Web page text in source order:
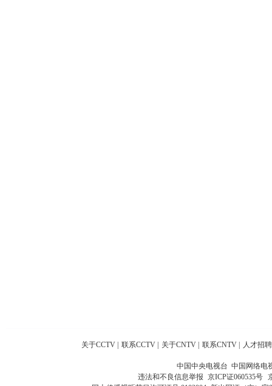
关于CCTV 联系CCTV 关于CNTV 联系CNTV 人才招聘
中国中央电视台 中国网络电
违法和不良信息举报 京ICP证060535号